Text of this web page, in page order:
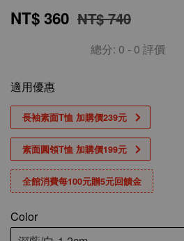
NT$ 360 NT$ 740
總分: 0 - 0 評價
適用優惠
長袖素面T恤 加購價239元
素面圓領T恤 加購價199元
全館消費每100元贈5元回饋金
Color